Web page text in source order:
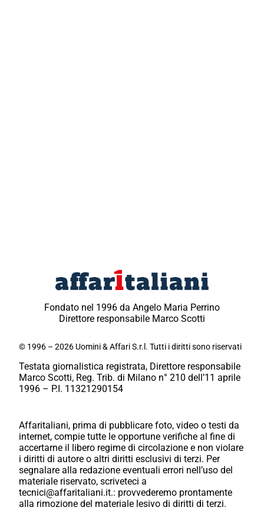
Fondato nel 1996 da Angelo Maria Perrino
Direttore responsabile Marco Scotti
© 1996 – 2026 Uomini & Affari S.r.l. Tutti i diritti sono riservati
Testata giornalistica registrata, Direttore responsabile
Marco Scotti, Reg. Trib. di Milano n° 210 dell’11 aprile
1996 – P.I. 11321290154
Affaritaliani, prima di pubblicare foto, video o testi da
internet, compie tutte le opportune verifiche al fine di
accertarne il libero regime di circolazione e non violare
i diritti di autore o altri diritti esclusivi di terzi. Per
segnalare alla redazione eventuali errori nell’uso del
materiale riservato, scriveteci a
tecnici@affaritaliani.it.: provvederemo prontamente
alla rimozione del materiale lesivo di diritti di terzi.